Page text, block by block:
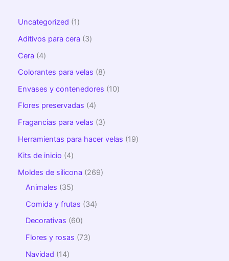
Uncategorized
1
Aditivos para cera
3
Cera
4
Colorantes para velas
8
Envases y contenedores
10
Flores preservadas
4
Fragancias para velas
3
Herramientas para hacer velas
19
Kits de inicio
4
Moldes de silicona
269
Animales
35
Comida y frutas
34
Decorativas
60
Flores y rosas
73
Navidad
14